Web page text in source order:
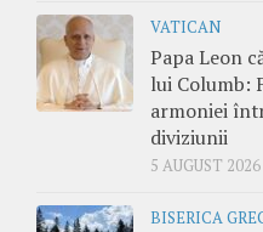
VATICAN
Papa Leon
lui Columb:
armoniei
diviziunii
5 AUGUST 2026
BISERICA